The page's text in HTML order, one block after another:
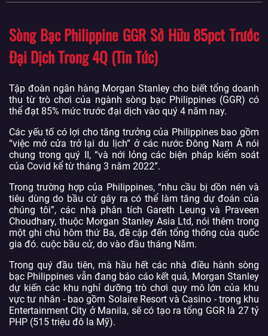
Sòng Bạc Philippine GGR Sở Hữu 85pct Trước
Đại Dịch Trong 4Q (Tin Tức)
Tập đoàn ngân hàng Morgan Stanley cho biết tổng doanh
thu từ trò chơi của ngành sòng bạc Philippines (GGR) có
thể đạt 85% mức trước đại dịch vào quý 4 năm nay.
Các yếu tố có lợi cho tăng trưởng của Philippines bao gồm
“việc mở cửa trở lại du lịch” ở các nước Đông Nam Á nói
chung trong quý II, “và nới lỏng các biện pháp kiểm soát
của Covid kể từ tháng 3 năm 2022”.
Trong trường hợp của Philippines, “nhu cầu bị dồn nén và
tiêu dùng do bầu cử gây ra có thể làm tăng dự đoán của
chúng tôi”, các nhà phân tích Gareth Leung và Praveen
Choudhary, thuộc Morgan Stanley Asia Ltd, nói thêm trong
một ghi chú hôm thứ Ba, đề cập đến tổng thống của quốc
gia đó. cuộc bầu cử, do vào đầu tháng Năm.
Trong quý đầu tiên, mà hầu hết các nhà điều hành sòng
bạc Philippines vẫn đang báo cáo kết quả, Morgan Stanley
dự kiến ​​các khu nghỉ dưỡng trò chơi quy mô lớn của khu
vực tư nhân - bao gồm Solaire Resort và Casino - trong khu
Entertainment City ở Manila, sẽ có tạo ra tổng GGR là 27 tỷ
PHP (515 triệu đô la Mỹ).